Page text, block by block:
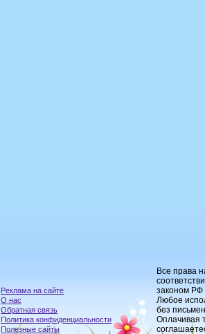
Реклама на сайте
О нас
Обратная связь
Политика конфиденциальности
Полезные сайты
Все права
законом РФ
Любое
без
Оплачивая